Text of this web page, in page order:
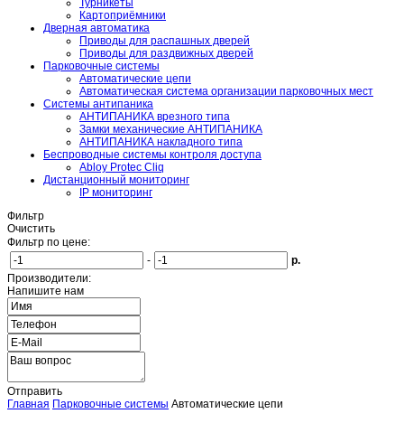
Турникеты
Картоприёмники
Дверная автоматика
Приводы для распашных дверей
Приводы для раздвижных дверей
Парковочные системы
Автоматические цепи
Автоматическая система организации парковочных мест
Системы антипаника
АНТИПАНИКА врезного типа
Замки механические АНТИПАНИКА
АНТИПАНИКА накладного типа
Беспроводные системы контроля доступа
Abloy Protec Cliq
Дистанционный мониторинг
IP мониторинг
Фильтр
Очистить
Фильтр по цене:
-
р.
Производители:
Напишите нам
Отправить
Главная Парковочные системы Автоматические цепи